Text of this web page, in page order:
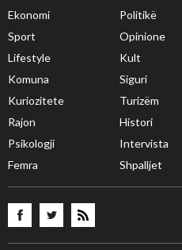
Ekonomi Politikë
Sport
Opinione
Lifestyle
Kult
Komuna
Siguri
Kuriozitete
Turizëm
Rajon
Histori
Psikologji
Intervista
Femra
Shpalljet